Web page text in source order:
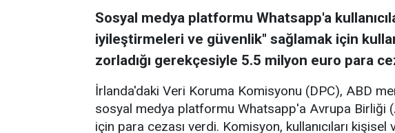
Sosyal medya platformu Whatsapp'a
iyileştirmeleri ve güvenlik" sağlamak için
zorladığı gerekçesiyle 5.5 milyon euro para
İrlanda'daki Veri Koruma Komisyonu (DPC), ABD
sosyal medya platformu Whatsapp'a Avrupa Birliği
için para cezası verdi. Komisyon, kullanıcıları